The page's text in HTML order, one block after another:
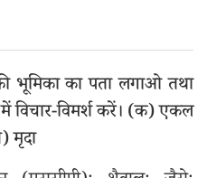
भूमिका का पता लगाओ तथा
विमर्श करें। (क) एकल
मृदा